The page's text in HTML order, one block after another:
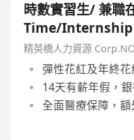
時數實習生/ 兼職
Time/Internship
精英橋人力資源
彈性花紅及年終
14天有薪年假，
全面醫療保障，